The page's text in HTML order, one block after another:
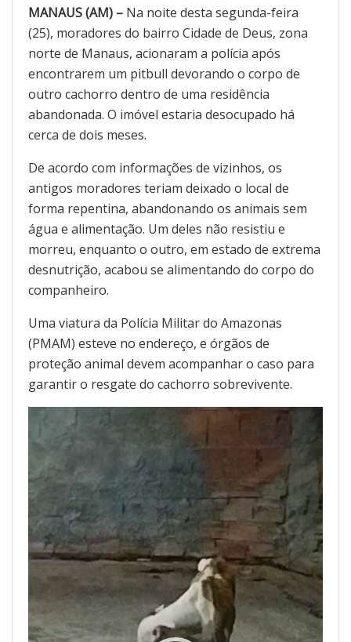
MANAUS (AM) – Na noite desta segunda-feira
(25), moradores do bairro Cidade de Deus, zona
norte de Manaus, acionaram a polícia após
encontrarem um pitbull devorando o corpo de
outro cachorro dentro de uma residência
abandonada. O imóvel estaria desocupado há
cerca de dois meses.
De acordo com informações de vizinhos, os
antigos moradores teriam deixado o local de
forma repentina, abandonando os animais sem
água e alimentação. Um deles não resistiu e
morreu, enquanto o outro, em estado de extrema
desnutrição, acabou se alimentando do corpo do
companheiro.
Uma viatura da Polícia Militar do Amazonas
(PMAM) esteve no endereço, e órgãos de
proteção animal devem acompanhar o caso para
garantir o resgate do cachorro sobrevivente.
de
vídeo